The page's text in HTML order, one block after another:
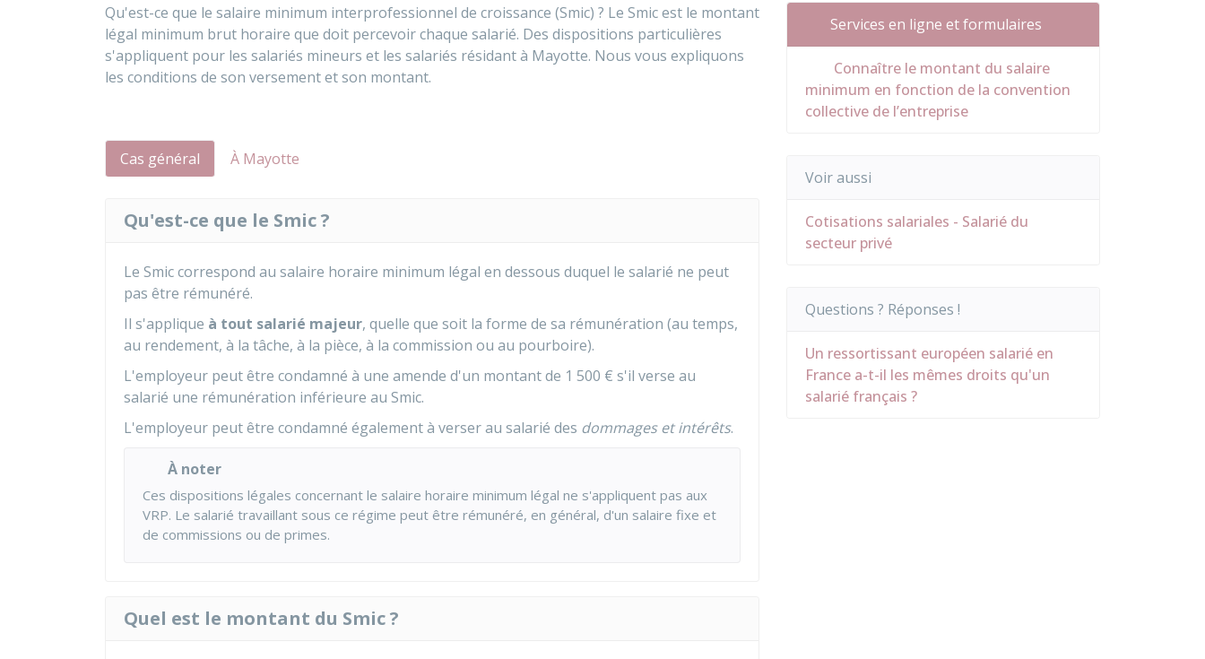
Qu'est-ce que le salaire minimum interprofessionnel de croissance (Smic) ? Le Smic est le montant
légal minimum brut horaire que doit percevoir chaque salarié. Des dispositions particulières
s'appliquent pour les salariés mineurs et les salariés résidant à Mayotte. Nous vous expliquons
les conditions de son versement et son montant.
Cas général À Mayotte
Qu'est-ce que le Smic ?
Le Smic correspond au salaire horaire minimum légal en dessous duquel le salarié ne peut
pas être rémunéré.
Il s'applique à tout salarié majeur, quelle que soit la forme de sa rémunération (au temps,
au rendement, à la tâche, à la pièce, à la commission ou au pourboire).
L'employeur peut être condamné à une amende d'un montant de 1 500 € s'il verse au
salarié une rémunération inférieure au Smic.
L'employeur peut être condamné également à verser au salarié des dommages et intérêts.
À noter
Ces dispositions légales concernant le salaire horaire minimum légal ne s'appliquent pas aux
VRP. Le salarié travaillant sous ce régime peut être rémunéré, en général, d'un salaire fixe et
de commissions ou de primes.
Quel est le montant du Smic ?
Services en ligne et formulaires
Connaître le montant du salaire
minimum en fonction de la convention
collective de l’entreprise
Voir aussi
Cotisations salariales - Salarié du
secteur privé
Questions ? Réponses !
Un ressortissant européen salarié en
France a-t-il les mêmes droits qu'un
salarié français ?